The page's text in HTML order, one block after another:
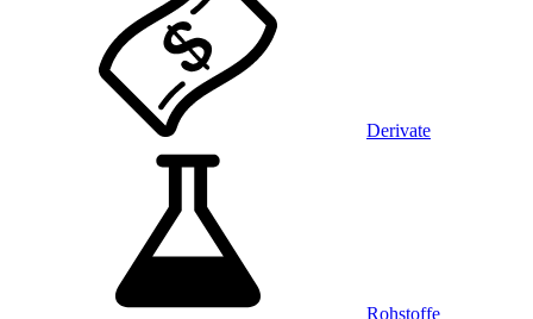
Derivate
Rohstoffe